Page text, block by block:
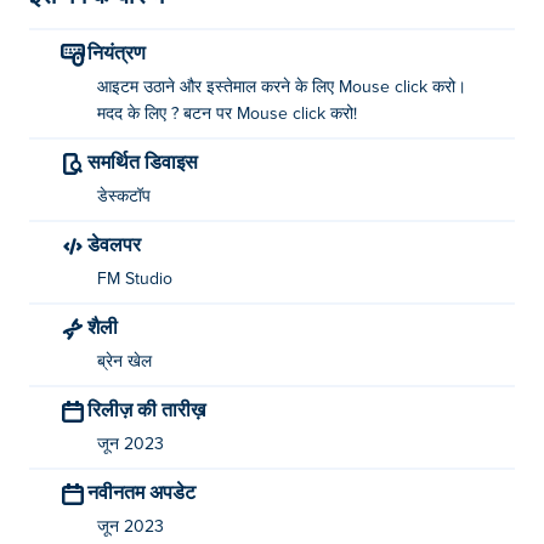
नियंत्रण
आइटम उठाने और इस्तेमाल करने के लिए Mouse click करो।
मदद के लिए ? बटन पर Mouse click करो!
समर्थित डिवाइस
डेस्कटॉप
डेवलपर
FM Studio
शैली
ब्रेन खेल
रिलीज़ की तारीख़
जून 2023
नवीनतम अपडेट
जून 2023